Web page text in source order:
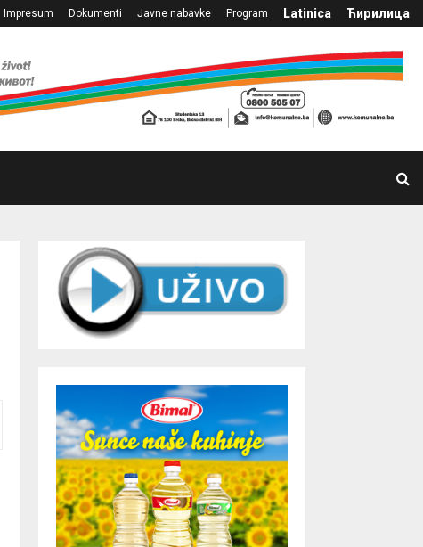
Impresum Dokumenti Javne nabavke Program Latinica Ћирилица